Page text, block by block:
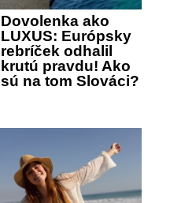
Dovolenka ako
LUXUS: Európsky
rebríček odhalil
krutú pravdu! Ako
sú na tom Slováci?